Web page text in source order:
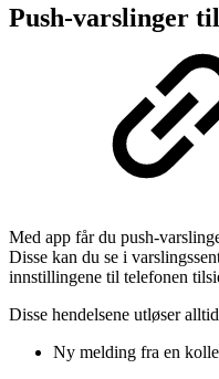
Push-varslinger
Med app får du push-
Disse kan du se i
innstillingene til telefonen
Disse hendelsene utløser
Ny melding fra en